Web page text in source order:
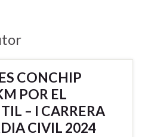
CONCHIP
POR EL
– I CARRERA
CIVIL 2024